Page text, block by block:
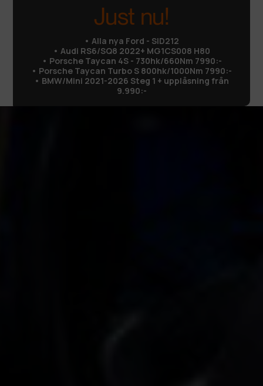
Just nu!
• Alla nya Ford - SID212
• Audi RS6/SQ8 2022+ MG1CS008 H80
• Porsche Taycan 4S - 730hk/660Nm 7990:-
• Porsche Taycan Turbo S 800hk/1000Nm 7990:-
• BMW/Mini 2021-2026 Steg 1 + upplåsning från
9.990:-